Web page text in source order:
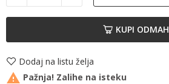
KUPI ODMAH
Dodaj na listu želja
 Pažnja! Zalihe na isteku